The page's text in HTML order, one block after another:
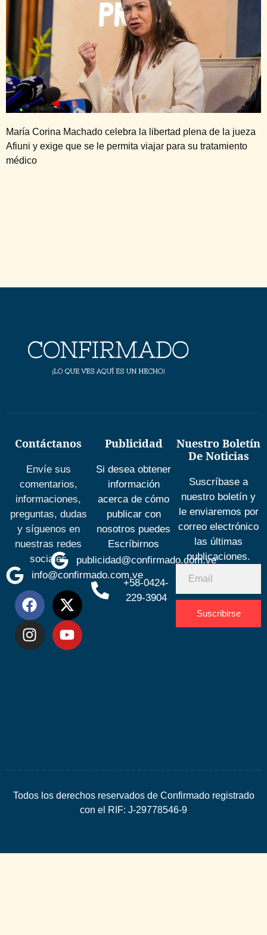
María Corina Machado celebra la libertad plena de la jueza
Afiuni y exige que se le permita viajar para su tratamiento
médico
Contáctanos
Envíe sus
comentarios,
informaciones,
preguntas, dudas
y síguenos en
nuestras redes
sociales
info@confirmado.com.ve
Publicidad
Si desea obtener
información
acerca de cómo
publicar con
nosotros puedes
Escríbirnos
publicidad@confirmado.com.ve
+58-0424-
229-3904
Nuestro Boletín
De Noticias
Suscríbase a
nuestro boletín y
le enviaremos por
correo electrónico
las últimas
publicaciones.
Suscribirse
Todos los derechos reservados de Confirmado registrado
con el RIF: J-29778546-9